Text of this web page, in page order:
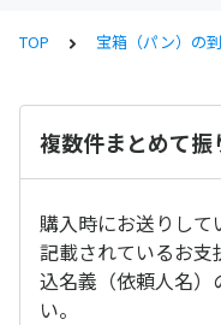
TOP 宝箱（パン）の
複数件まとめて振
購入時にお送りして
記載されているお
込名義（依頼人名）
い。